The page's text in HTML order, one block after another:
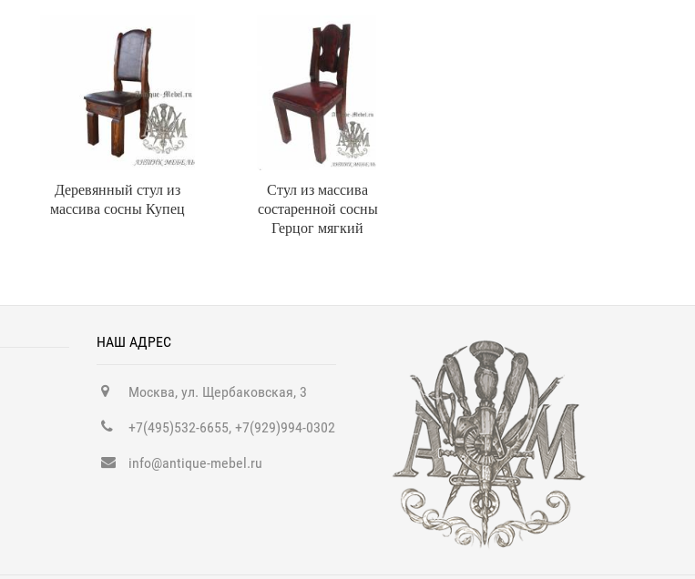
Деревянный стул из
массива сосны Купец
Стул из массива
состаренной сосны
Герцог мягкий
НАШ АДРЕС
Москва, ул. Щербаковская, 3
+7(495)532-6655, +7(929)994-0302
info@antique-mebel.ru